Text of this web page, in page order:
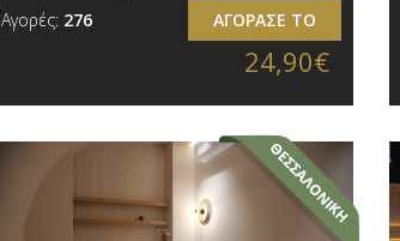
Αγορές: 276 ΑΓΟΡΑΣΕ ΤΟ
24,90€